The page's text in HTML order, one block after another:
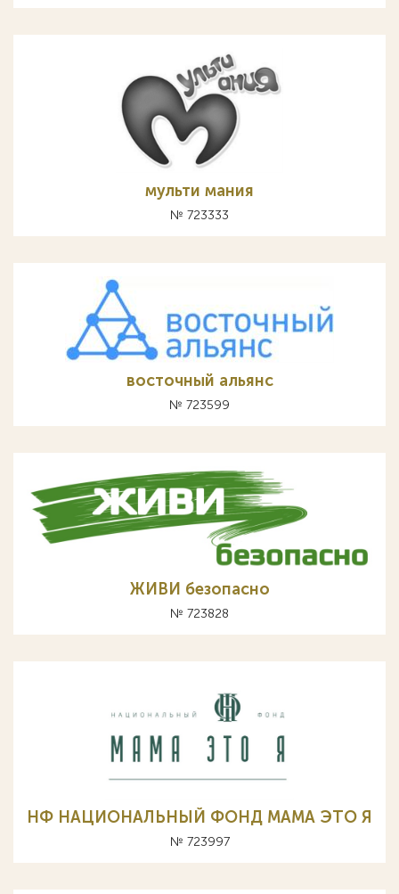
мульти мания
№ 723333
восточный альянс
№ 723599
ЖИВИ безопасно
№ 723828
НФ НАЦИОНАЛЬНЫЙ ФОНД МАМА ЭТО Я
№ 723997